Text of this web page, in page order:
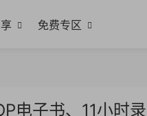
免费专区
电子书、11小时